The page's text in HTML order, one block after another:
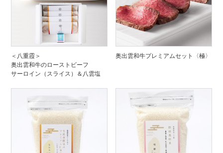
＜八重霞＞
奥出雲和牛のローストビーフ
サーロイン（スライス）＆八雲塩
奥出雲和牛プレミアムセット〈極〉